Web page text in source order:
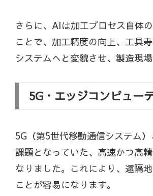
さらに、AIは加工プロセス自体
ことで、加工精度の向上、工具
システムへと変貌させ、製造現
5G・エッジコンピュー
5G（第5世代移動通信システム
課題となっていた、高速かつ高
なりました。これにより、遠隔
ことが容易になります。